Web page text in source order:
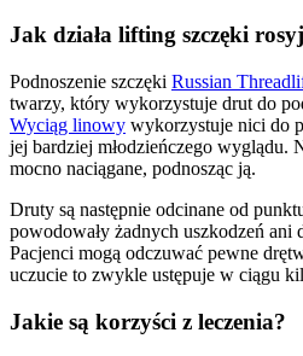
Jak działa lifting szczęki
Podnoszenie szczęki Russian
twarzy, który wykorzystuje drut do
Wyciąg linowy wykorzystuje nici do
jej bardziej młodzieńczego wyglądu.
mocno naciągane, podnosząc ją.
Druty są następnie odcinane od
powodowały żadnych uszkodzeń ani
Pacjenci mogą odczuwać pewne
uczucie to zwykle ustępuje w ciągu
Jakie są korzyści z leczenia?